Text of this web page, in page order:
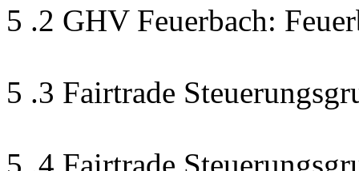
5 .2 GHV Feuerbach:
5 .3 Fairtrade